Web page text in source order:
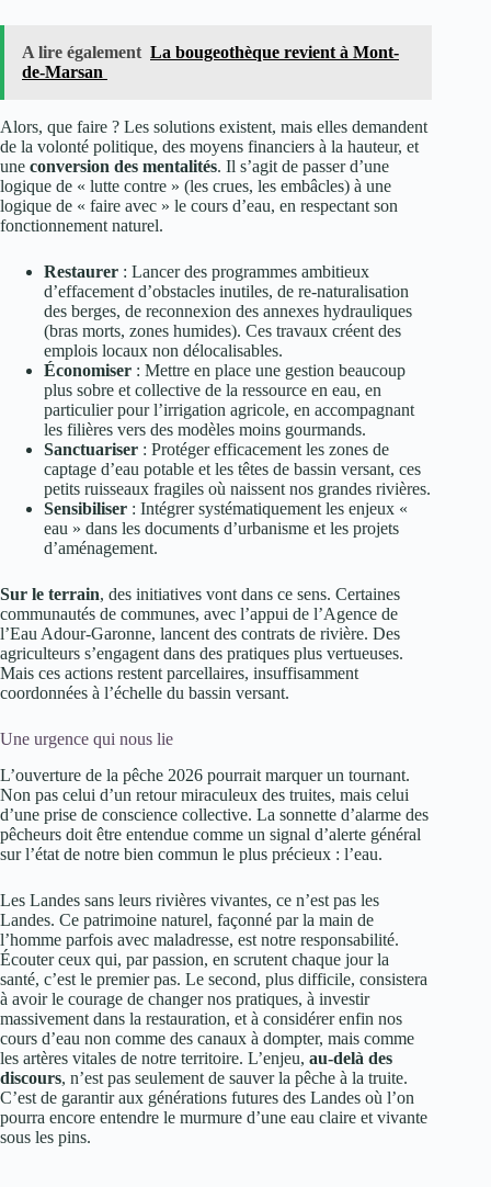
A lire également La bougeothèque revient à Mont-
de-Marsan
Alors, que faire ? Les solutions existent, mais elles demandent
de la volonté politique, des moyens financiers à la hauteur, et
une conversion des mentalités. Il s’agit de passer d’une
logique de « lutte contre » (les crues, les embâcles) à une
logique de « faire avec » le cours d’eau, en respectant son
fonctionnement naturel.
Restaurer : Lancer des programmes ambitieux
d’effacement d’obstacles inutiles, de re-naturalisation
des berges, de reconnexion des annexes hydrauliques
(bras morts, zones humides). Ces travaux créent des
emplois locaux non délocalisables.
Économiser : Mettre en place une gestion beaucoup
plus sobre et collective de la ressource en eau, en
particulier pour l’irrigation agricole, en accompagnant
les filières vers des modèles moins gourmands.
Sanctuariser : Protéger efficacement les zones de
captage d’eau potable et les têtes de bassin versant, ces
petits ruisseaux fragiles où naissent nos grandes rivières.
Sensibiliser : Intégrer systématiquement les enjeux «
eau » dans les documents d’urbanisme et les projets
d’aménagement.
Sur le terrain, des initiatives vont dans ce sens. Certaines
communautés de communes, avec l’appui de l’Agence de
l’Eau Adour-Garonne, lancent des contrats de rivière. Des
agriculteurs s’engagent dans des pratiques plus vertueuses.
Mais ces actions restent parcellaires, insuffisamment
coordonnées à l’échelle du bassin versant.
Une urgence qui nous lie
L’ouverture de la pêche 2026 pourrait marquer un tournant.
Non pas celui d’un retour miraculeux des truites, mais celui
d’une prise de conscience collective. La sonnette d’alarme des
pêcheurs doit être entendue comme un signal d’alerte général
sur l’état de notre bien commun le plus précieux : l’eau.
Les Landes sans leurs rivières vivantes, ce n’est pas les
Landes. Ce patrimoine naturel, façonné par la main de
l’homme parfois avec maladresse, est notre responsabilité.
Écouter ceux qui, par passion, en scrutent chaque jour la
santé, c’est le premier pas. Le second, plus difficile, consistera
à avoir le courage de changer nos pratiques, à investir
massivement dans la restauration, et à considérer enfin nos
cours d’eau non comme des canaux à dompter, mais comme
les artères vitales de notre territoire. L’enjeu, au-delà des
discours, n’est pas seulement de sauver la pêche à la truite.
C’est de garantir aux générations futures des Landes où l’on
pourra encore entendre le murmure d’une eau claire et vivante
sous les pins.